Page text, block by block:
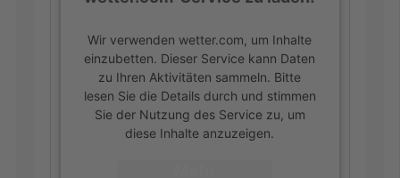
Wir verwenden wetter.com, um Inhalte
einzubetten. Dieser Service kann Daten
zu Ihren Aktivitäten sammeln. Bitte
lesen Sie die Details durch und stimmen
Sie der Nutzung des Service zu, um
diese Inhalte anzuzeigen.